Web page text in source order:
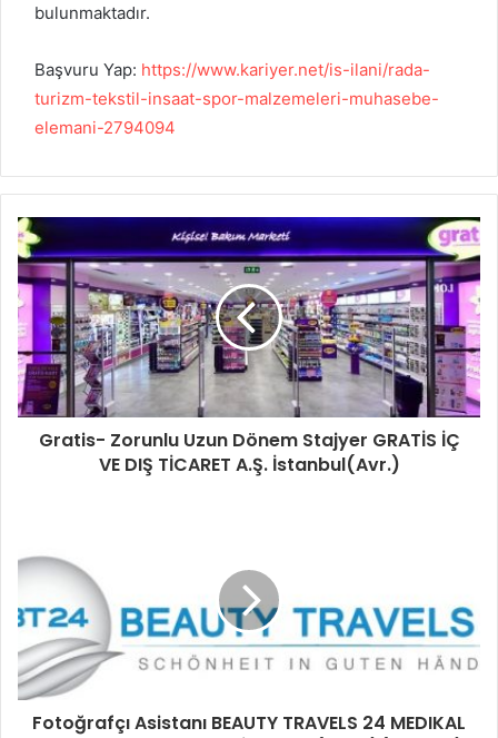
bulunmaktadır.
Başvuru Yap: https://www.kariyer.net/is-ilani/rada-
turizm-tekstil-insaat-spor-malzemeleri-muhasebe-
elemani-2794094
Gratis- Zorunlu Uzun Dönem Stajyer GRATİS İÇ
VE DIŞ TİCARET A.Ş. İstanbul(Avr.)
Fotoğrafçı Asistanı BEAUTY TRAVELS 24 MEDIKAL